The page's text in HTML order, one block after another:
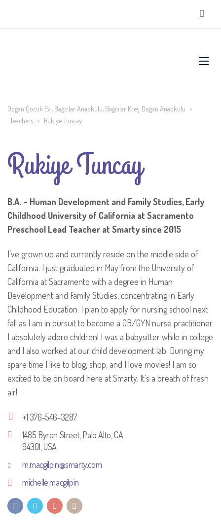
Doğan Çocuk Evi, Bağcılar Anaokulu, Bağcılar Kreş, Doğan Anaokulu >
Teachers > Rukiye Tuncay
Rukiye Tuncay
B.A. – Human Development and Family Studies, Early
Childhood University of California at Sacramento
Preschool Lead Teacher at Smarty since 2015
I’ve grown up and currently reside on the middle side of
California. I just graduated in May from the University of
California at Sacramento with a degree in Human
Development and Family Studies, concentrating in Early
Childhood Education. I plan to apply for nursing school next
fall as I am in pursuit to become a OB/GYN nurse practitioner.
I absolutely adore children! I was a babysitter while in college
and I also worked at our child development lab. During my
spare time I like to blog, shop, and I love movies! I am so
excited to be on board here at Smarty. It’s a breath of fresh
air!
+1 376-546-3287
1485 Byron Street, Palo Alto, CA
94301, USA
m.macgilpin@smarty.com
michelle.macgilpin